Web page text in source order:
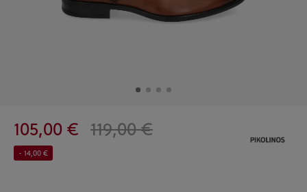
105,00 € 119,00 €
- 14,00 €